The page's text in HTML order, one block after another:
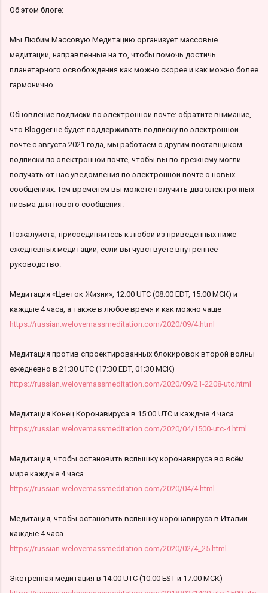
Об этом блоге:
Мы Любим Массовую Медитацию организует массовые
медитации, направленные на то, чтобы помочь достичь
планетарного освобождения как можно скорее и как можно более
гармонично.
Обновление подписки по электронной почте: обратите внимание,
что Blogger не будет поддерживать подписку по электронной
почте с августа 2021 года, мы работаем с другим поставщиком
подписки по электронной почте, чтобы вы по-прежнему могли
получать от нас уведомления по электронной почте о новых
сообщениях. Тем временем вы можете получить два электронных
письма для нового сообщения.
Пожалуйста, присоединяйтесь к любой из приведённых ниже
ежедневных медитаций, если вы чувствуете внутреннее
руководство.
Медитация «Цветок Жизни», 12:00 UTC (08:00 EDT, 15:00 МСК) и
каждые 4 часа, а также в любое время и как можно чаще
https://russian.welovemassmeditation.com/2020/09/4.html
Медитация против спроектированных блокировок второй волны
ежедневно в 21:30 UTC (17:30 EDT, 01:30 МСК)
https://russian.welovemassmeditation.com/2020/09/21-2208-utc.html
Медитация Конец Коронавируса в 15:00 UTC и каждые 4 часа
https://russian.welovemassmeditation.com/2020/04/1500-utc-4.html
Медитация, чтобы остановить вспышку коронавируса во всём
мире каждые 4 часа
https://russian.welovemassmeditation.com/2020/04/4.html
Медитация, чтобы остановить вспышку коронавируса в Италии
каждые 4 часа
https://russian.welovemassmeditation.com/2020/02/4_25.html
Экстренная медитация в 14:00 UTC (10:00 EST и 17:00 МСК)